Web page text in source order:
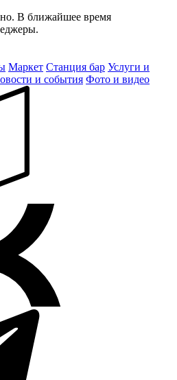
В ближайшее время
Маркет Станция бар Услуги и
и события Фото и видео